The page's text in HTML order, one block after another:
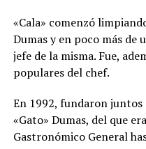
«Cala» comenzó
Dumas y en poco más de
jefe de la misma. Fue,
populares del chef.
En 1992, fundaron
«Gato» Dumas, del que
Gastronómico General